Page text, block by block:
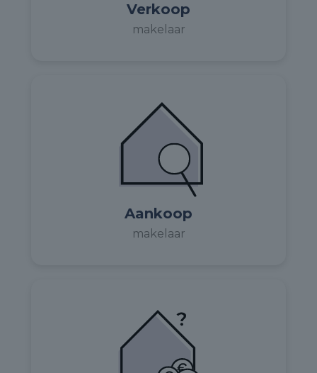
Verkoop
makelaar
Aankoop
makelaar